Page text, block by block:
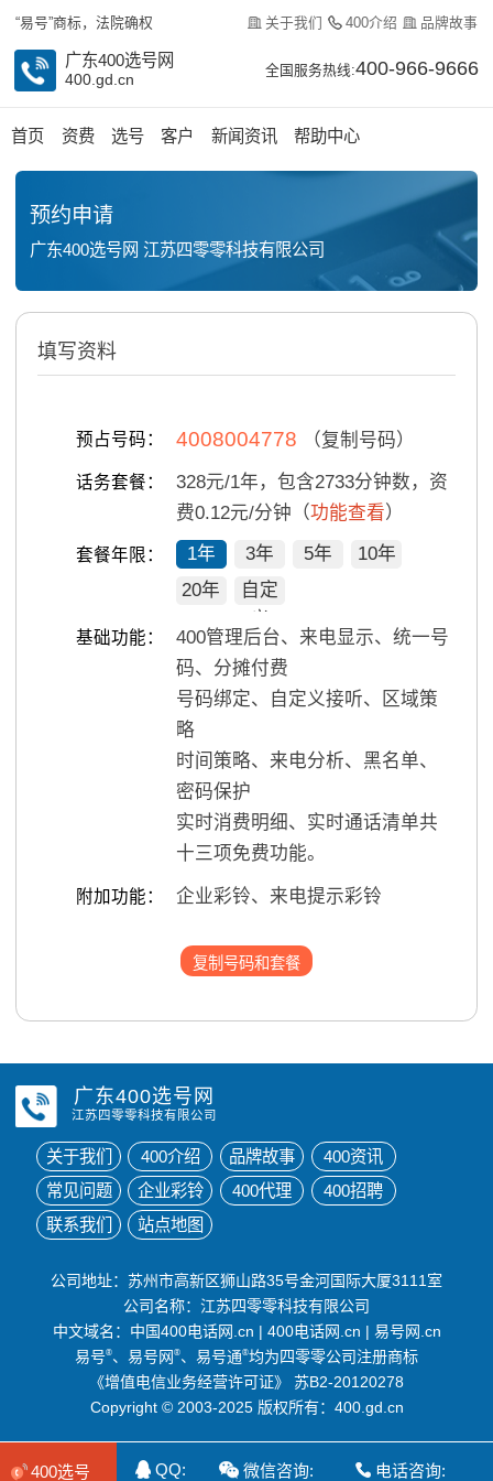
“易号”商标，法院确权 关于我们 400介绍 品牌故事
广东400选号网
400.gd.cn
全国服务热线:400-966-9666
首页 资费 选号 客户 新闻资讯 帮助中心
预约申请
广东400选号网 江苏四零零科技有限公司
填写资料
预占号码： 4008004778 （复制号码）
话务套餐： 328元/1年，包含2733分钟数，资
费0.12元/分钟（功能查看）
套餐年限： 1年 3年 5年
10年
20年
自定
义
基础功能：
400管理后台、来电显示、统一号
码、分摊付费
号码绑定、自定义接听、区域策
略
时间策略、来电分析、黑名单、
密码保护
实时消费明细、实时通话清单共
十三项免费功能。
附加功能： 企业彩铃、来电提示彩铃
复制号码和套餐
广东400选号网
江苏四零零科技有限公司
关于我们 400介绍 品牌故事
400资讯
常见问题
企业彩铃 400代理
400招聘
联系我们
站点地图
公司地址：苏州市高新区狮山路35号金河国际大厦3111室
公司名称：江苏四零零科技有限公司
中文域名： 中国400电话网.cn | 400电话网.cn | 易号网.cn
易号®、易号网®、易号通®均为四零零公司注册商标
《增值电信业务经营许可证》
苏B2-20120278
Copyright © 2003-2025 版权所有：400.gd.cn
400选号 QQ: 微信咨询: 电话咨询: